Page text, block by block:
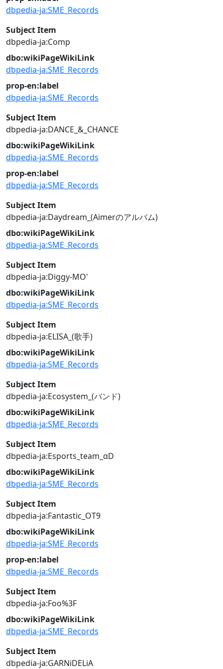
dbpedia-ja:SME_Records
Subject Item
dbpedia-ja:Comp
dbo:wikiPageWikiLink
dbpedia-ja:SME_Records
prop-en:label
dbpedia-ja:SME_Records
Subject Item
dbpedia-ja:DANCE_&_CHANCE
dbo:wikiPageWikiLink
dbpedia-ja:SME_Records
prop-en:label
dbpedia-ja:SME_Records
Subject Item
dbpedia-ja:Daydream_(Aimerのアルバム)
dbo:wikiPageWikiLink
dbpedia-ja:SME_Records
Subject Item
dbpedia-ja:Diggy-MO'
dbo:wikiPageWikiLink
dbpedia-ja:SME_Records
Subject Item
dbpedia-ja:ELISA_(歌手)
dbo:wikiPageWikiLink
dbpedia-ja:SME_Records
Subject Item
dbpedia-ja:Ecosystem_(バンド)
dbo:wikiPageWikiLink
dbpedia-ja:SME_Records
Subject Item
dbpedia-ja:Esports_team_αD
dbo:wikiPageWikiLink
dbpedia-ja:SME_Records
Subject Item
dbpedia-ja:Fantastic_OT9
dbo:wikiPageWikiLink
dbpedia-ja:SME_Records
prop-en:label
dbpedia-ja:SME_Records
Subject Item
dbpedia-ja:Foo%3F
dbo:wikiPageWikiLink
dbpedia-ja:SME_Records
Subject Item
dbpedia-ja:GARNiDELiA